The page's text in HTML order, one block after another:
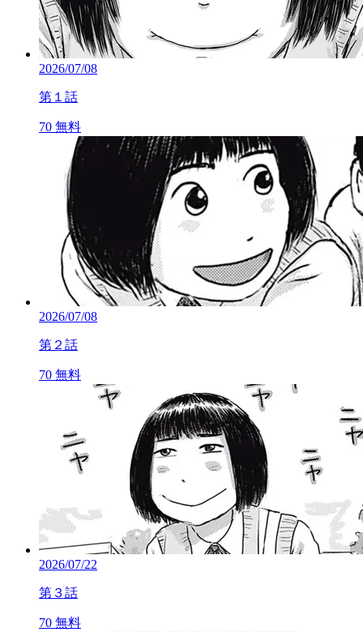
2026/07/08
第１話
70 無料
2026/07/08
第２話
70 無料
2026/07/22
第３話
70 無料